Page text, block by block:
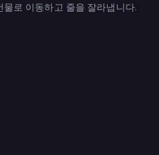
로 이동하고 줄을 잘라냅니다.